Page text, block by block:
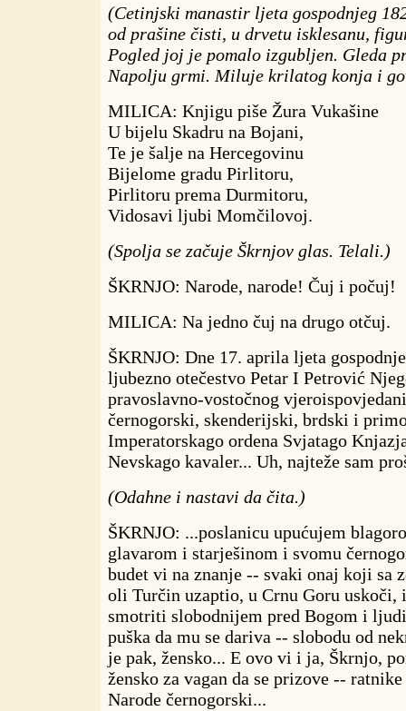
(Cetinjski manastir ljeta gospodnjeg
od prašine čisti, u drvetu isklesanu,
Pogled joj je pomalo izgubljen. Gleda
Napolju grmi. Miluje krilatog konja i
MILICA: Knjigu piše Žura Vukašine
U bijelu Skadru na Bojani,
Te je šalje na Hercegovinu
Bijelome gradu Pirlitoru,
Pirlitoru prema Durmitoru,
Vidosavi ljubi Momčilovoj.
(Spolja se začuje Škrnjov glas. Telali.)
ŠKRNJO: Narode, narode! Čuj i počuj!
MILICA: Na jedno čuj na drugo otčuj.
ŠKRNJO: Dne 17. aprila ljeta
ljubezno otečestvo Petar I Petrović
pravoslavno-vostočnog
černogorski, skenderijski, brdski i
Imperatorskago ordena Svjatago
Nevskago kavaler... Uh, najteže sam
(Odahne i nastavi da čita.)
ŠKRNJO: ...poslanicu upućujem
glavarom i starješinom i svomu
budet vi na znanje -- svaki onaj koji sa
oli Turčin uzaptio, u Crnu Goru uskoči,
smotriti slobodnijem pred Bogom i
puška da mu se dariva -- slobodu od
je pak, žensko... E ovo vi i ja, Škrnjo,
žensko za vagan da se prizove --
Narode černogorski...